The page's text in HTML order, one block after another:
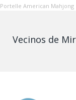
Portelle American Mahjong